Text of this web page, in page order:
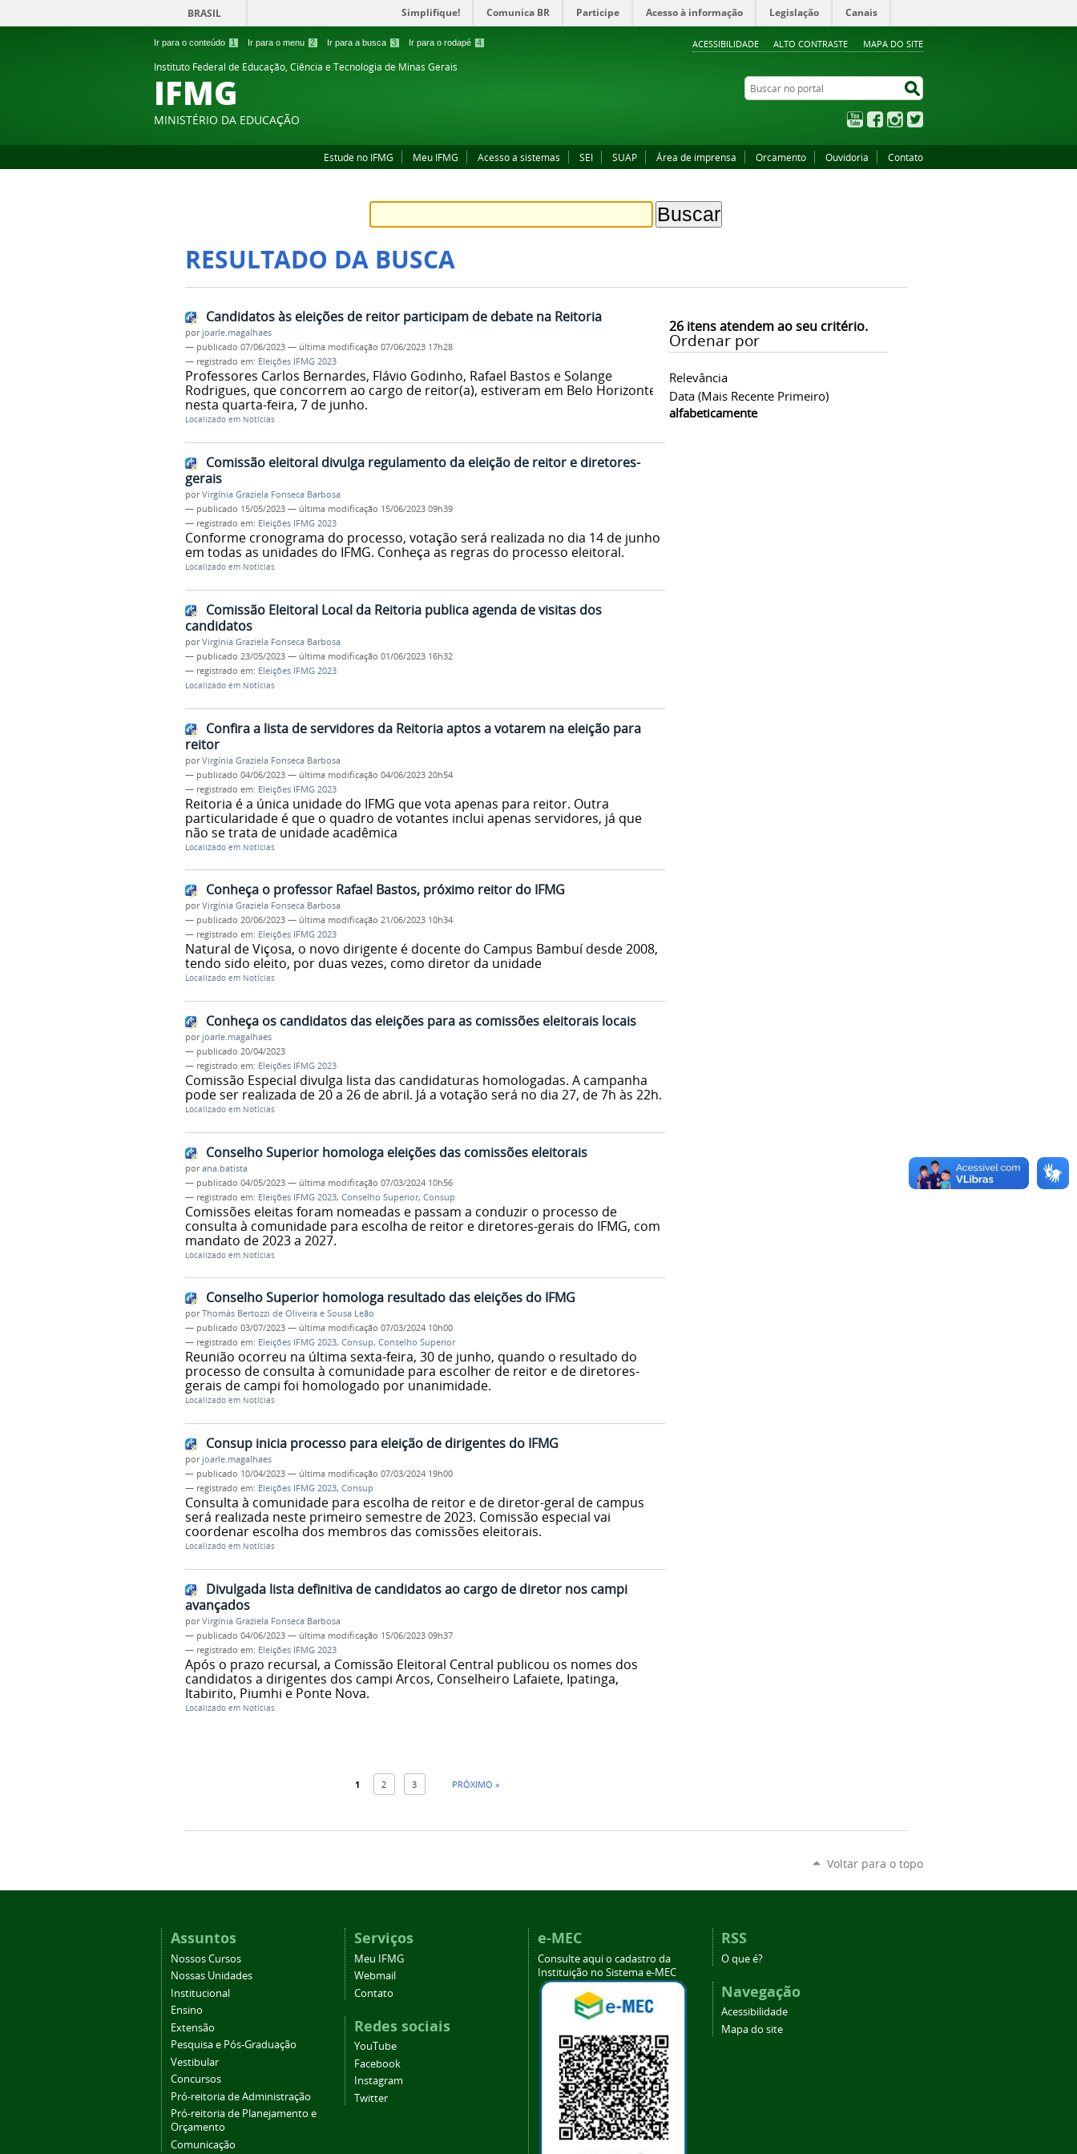
Ir para o conteúdo 1 Ir para o menu 2 Ir para a busca 3 Ir para o rodapé 4 ACESSIBILIDADE ALTO CONTRASTE MAPA DO SITE
BRASIL Simplifique! Comunica BR Participe Acesso à informação Legislação Canais
Instituto Federal de Educação, Ciência e Tecnologia de Minas Gerais
IFMG
MINISTÉRIO DA EDUCAÇÃO
Buscar no portal
YouTubeFacebookInstagram
Estude no IFMG Meu IFMG Acesso a sistemas SEI SUAP Área de imprensa Orcamento Ouvidoria Contato
RESULTADO DA BUSCA
26itens atendem ao seu critério.
Ordenar por
Relevância
Data (mais Recente Primeiro)
alfabeticamente
Candidatos às eleições de reitor participam de debate na Reitoria
por joarle.magalhaes
— publicado 07/06/2023 — última modificação 07/06/2023 17h28
— registrado em: Eleições IFMG 2023
Professores Carlos Bernardes, Flávio Godinho, Rafael Bastos e Solange
Rodrigues, que concorrem ao cargo de reitor(a), estiveram em Belo Horizonte,
nesta quarta-feira, 7 de junho.
Localizado em Notícias
Comissão eleitoral divulga regulamento da eleição de reitor e diretores-
gerais
porVirgínia Graziela Fonseca Barbosa
— publicado 15/05/2023 — última modificação 15/06/2023 09h39
— registrado em: Eleições IFMG 2023
Conforme cronograma do processo, votação será realizada no dia 14 de junho
em todas as unidades do IFMG. Conheça as regras do processo eleitoral.
Localizado em Notícias
Comissão Eleitoral Local da Reitoria publica agenda de visitas dos
candidatos
porVirgínia Graziela Fonseca Barbosa
— publicado 23/05/2023 — última modificação 01/06/2023 16h32
— registrado em: Eleições IFMG 2023
Localizado em Notícias
Confira a lista de servidores da Reitoria aptos a votarem na eleição para
reitor
porVirgínia Graziela Fonseca Barbosa
— publicado 04/06/2023 — última modificação 04/06/2023 20h54
— registrado em: Eleições IFMG 2023
Reitoria é a única unidade do IFMG que vota apenas para reitor. Outra
particularidade é que o quadro de votantes inclui apenas servidores, já que
não se trata de unidade acadêmica
Localizado em Notícias
Conheça o professor Rafael Bastos, próximo reitor do IFMG
porVirgínia Graziela Fonseca Barbosa
— publicado 20/06/2023 — última modificação 21/06/2023 10h34
— registrado em: Eleições IFMG 2023
Natural de Viçosa, o novo dirigente é docente do Campus Bambuí desde 2008,
tendo sido eleito, por duas vezes, como diretor da unidade
Localizado em Notícias
Conheça os candidatos das eleições para as comissões eleitorais locais
por joarle.magalhaes
— publicado 20/04/2023
— registrado em: Eleições IFMG 2023
Comissão Especial divulga lista das candidaturas homologadas. A campanha
pode ser realizada de 20 a 26 de abril. Já a votação será no dia 27, de 7h às 22h.
Localizado em Notícias
Conselho Superior homologa eleições das comissões eleitorais
porana.batista
— publicado 04/05/2023 — última modificação 07/03/2024 10h56
— registrado em: Eleições IFMG 2023, Conselho Superior, Consup
Comissões eleitas foram nomeadas e passam a conduzir o processo de
consulta à comunidade para escolha de reitor e diretores-gerais do IFMG, com
mandato de 2023 a 2027.
Localizado em Notícias
Conselho Superior homologa resultado das eleições do IFMG
porThomás Bertozzi de Oliveira e Sousa Leão
— publicado 03/07/2023 — última modificação 07/03/2024 10h00
— registrado em: Eleições IFMG 2023, Consup, Conselho Superior
Reunião ocorreu na última sexta-feira, 30 de junho, quando o resultado do
processo de consulta à comunidade para escolher de reitor e de diretores-
gerais de campi foi homologado por unanimidade.
Localizado em Notícias
Consup inicia processo para eleição de dirigentes do IFMG
por joarle.magalhaes
— publicado 10/04/2023 — última modificação 07/03/2024 19h00
— registrado em: Eleições IFMG 2023, Consup
Consulta à comunidade para escolha de reitor e de diretor-geral de campus
será realizada neste primeiro semestre de 2023. Comissão especial vai
coordenar escolha dos membros das comissões eleitorais.
Localizado em Notícias
Divulgada lista definitiva de candidatos ao cargo de diretor nos campi
avançados
porVirgínia Graziela Fonseca Barbosa
— publicado 04/06/2023 — última modificação 15/06/2023 09h37
— registrado em: Eleições IFMG 2023
Após o prazo recursal, a Comissão Eleitoral Central publicou os nomes dos
candidatos a dirigentes dos campi Arcos, Conselheiro Lafaiete, Ipatinga,
Itabirito, Piumhi e Ponte Nova.
Localizado em Notícias
1 2 3 PRÓXIMO »
Voltar para o topo
Assuntos
Nossos Cursos
Nossas Unidades
Institucional
Ensino
Extensão
Pesquisa e Pós-Graduação
Vestibular
Concursos
Pró-reitoria de Administração
Pró-reitoria de Planejamento e
Orçamento
Comunicação
Serviços
Meu IFMG
Webmail
Contato
Redes sociais
YouTube
Facebook
Instagram
Twitter
e-MEC
Consulte aqui o cadastro da
Instituição no Sistema e-MEC
RSS
O que é?
Navegação
Acessibilidade
Mapa do site